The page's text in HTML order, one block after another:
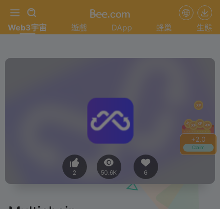
+2.0
Claim
Web3宇宙 遊戲 DApp 蜂巢 生態
2 50.6K 6